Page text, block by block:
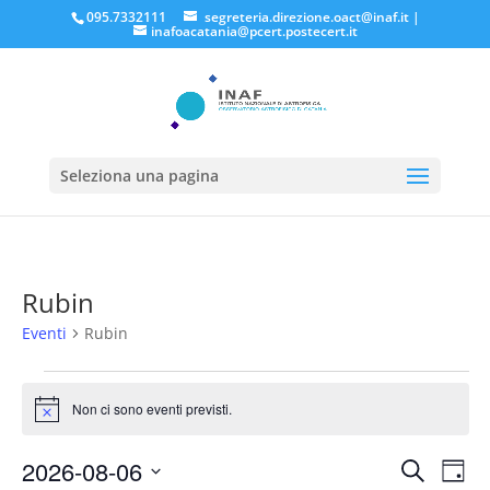
095.7332111 segreteria.direzione.oact@inaf.it|
inafoacatania@pcert.postecert.it
Seleziona una pagina
Rubin
Eventi Rubin
Eventi
for
6,
Notice Non ci sono eventi previsti.
Eventi
Cerca
2026-08-06